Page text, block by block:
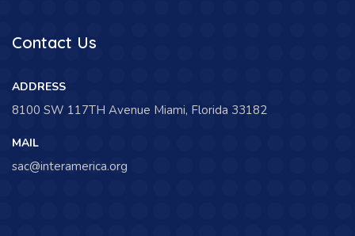
Contact Us
ADDRESS
8100 SW 117TH Avenue Miami, Florida 33182
MAIL
sac@interamerica.org